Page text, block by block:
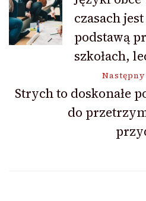
wpisuczasach
podstawą
szkołach,
Strych to doskonałe
do